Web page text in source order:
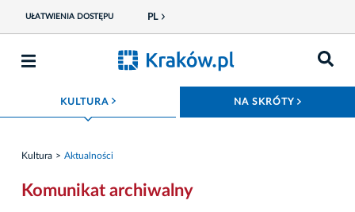
UŁATWIENIA DOSTĘPU PL
KULTURA ROZWIŃ MENU NA SKRÓTY
Kultura Aktualności
Komunikat archiwalny